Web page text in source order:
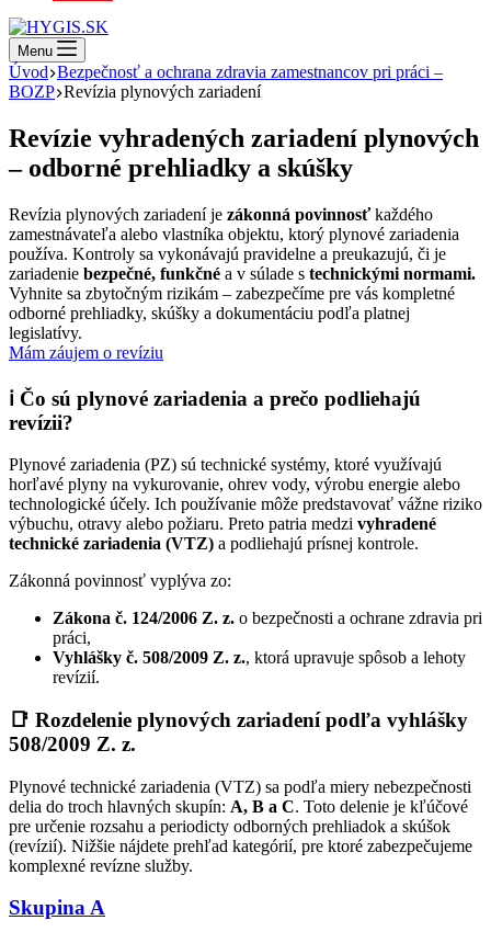
Menu
Úvod Bezpečnosť a ochrana zdravia zamestnancov pri práci –
BOZP Revízia plynových zariadení
Revízie vyhradených zariadení plynových
– odborné prehliadky a skúšky
Revízia plynových zariadení je zákonná povinnosťkaždého
zamestnávateľa alebo vlastníka objektu, ktorý plynové zariadenia
používa. Kontroly sa vykonávajú pravidelne a preukazujú, či je
zariadenie bezpečné, funkčné a v súlade s technickými normami.
Vyhnite sa zbytočným rizikám – zabezpečíme pre vás kompletné
odborné prehliadky, skúšky a dokumentáciu podľa platnej
legislatívy.
Mám záujem o revíziu
ℹ️ Čo sú plynové zariadenia a prečo podliehajú
revízii?
Plynové zariadenia (PZ) sú technické systémy, ktoré využívajú
horľavé plyny na vykurovanie, ohrev vody, výrobu energie alebo
technologické účely. Ich používanie môže predstavovať vážne riziko
výbuchu, otravy alebo požiaru. Preto patria medzi vyhradené
technické zariadenia (VTZ) a podliehajú prísnej kontrole.
Zákonná povinnosť vyplýva zo:
Zákona č. 124/2006 Z. z. o bezpečnosti a ochrane zdravia pri
práci,
Vyhlášky č. 508/2009 Z. z., ktorá upravuje spôsob a lehoty
revízií.
📑 Rozdelenie plynových zariadení podľa vyhlášky
508/2009 Z. z.
Plynové technické zariadenia (VTZ) sa podľa miery nebezpečnosti
delia do troch hlavných skupín: A, B a C. Toto delenie je kľúčové
pre určenie rozsahu a periodicty odborných prehliadok a skúšok
(revízií). Nižšie nájdete prehľad kategórií, pre ktoré zabezpečujeme
komplexné revízne služby.
Skupina A